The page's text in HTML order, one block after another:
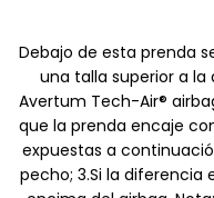
Debajo de esta prenda
una talla superior a
Avertum Tech-Air®
que la prenda encaje
expuestas a
pecho; 3.Si la diferencia